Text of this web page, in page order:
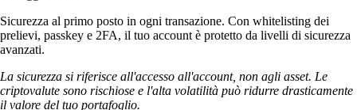
Sicurezza al primo posto in ogni transazione. Con whitelisting dei
prelievi, passkey e 2FA, il tuo account è protetto da livelli di sicurezza
avanzati.
La sicurezza si riferisce all'accesso all'account, non agli asset. Le
criptovalute sono rischiose e l'alta volatilità può ridurre drasticamente
il valore del tuo portafoglio.